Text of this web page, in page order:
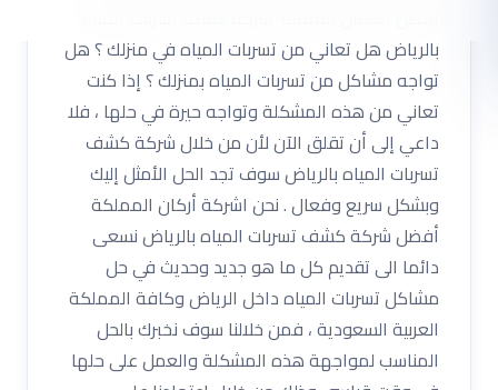
بالرياض هل تعاني من تسربات المياه في منزلك ؟ هل
تواجه مشاكل من تسربات المياه بمنزلك ؟ إذا كنت
تعاني من هذه المشكلة وتواجه حيرة في حلها ، فلا
داعي إلى أن تقلق الآن لأن من خلال شركة كشف
تسربات المياه بالرياض سوف تجد الحل الأمثل إليك
وبشكل سريع وفعال . نحن اشركة أركان المملكة
أفضل شركة كشف تسربات المياه بالرياض نسعى
دائما الى تقديم كل ما هو جديد وحديث في حل
مشاكل تسربات المياه داخل الرياض وكافة المملكة
العربية السعودية ، فمن خلالنا سوف نخبرك بالحل
المناسب لمواجهة هذه المشكلة والعمل على حلها